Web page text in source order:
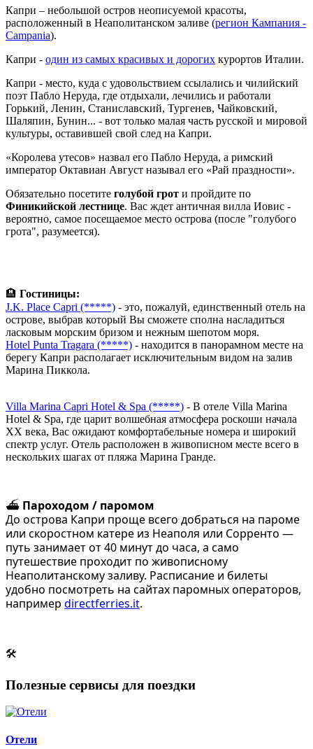
Капри – небольшой остров неописуемой красоты,
расположенный в Неаполитанском заливе (регион Кампания -
Campania).
Капри - один из самых красивых и дорогих курортов Италии.
Капри - место, куда с удовольствием ссылались и чилийский
поэт Пабло Неруда, где отдыхали, лечились и работали
Горький, Ленин, Станиславский, Тургенев, Чайковский,
Шаляпин, Бунин... - вот только малая часть русской и мировой
культуры, оставившей свой след на Капри.
«Королева утесов» назвал его Пабло Неруда, а римский
император Октавиан Август называл его «Рай праздности».
Обязательно посетите голубой грот и пройдите по
Финикийской лестнице. Вас ждет античная вилла Иовис -
вероятно, самое посещаемое место острова (после "голубого
грота", разумеется).
🏨 Гостиницы:
J.K. Place Capri (*****) - это, пожалуй, единственный отель на
острове, выбрав который Вы сможете сполна насладиться
ласковым морским бризом и нежным шепотом моря.
Hotel Punta Tragara (*****) - находится в панорамном месте на
берегу Капри располагает исключительным видом на залив
Марина Пиккола.
Villa Marina Capri Hotel & Spa (*****) - В отеле Villa Marina
Hotel & Spa, где царит волшебная атмосфера роскоши начала
XX века, Вас ожидают комфортабельные номера и широкий
спектр услуг. Отель расположен в живописном месте всего в
нескольких шагах от пляжа Марина Гранде.
⛴️ Пароходом / паромом
До острова Капри проще всего добраться на пароме
или скоростном катере из Неаполя или Сорренто —
путь занимает от 40 минут до часа, а само
путешествие проходит по живописному
Неаполитанскому заливу. Расписание и билеты
удобно посмотреть на сайтах паромных операторов,
например directferries.it.
🛠
Полезные сервисы для поездки
Отели